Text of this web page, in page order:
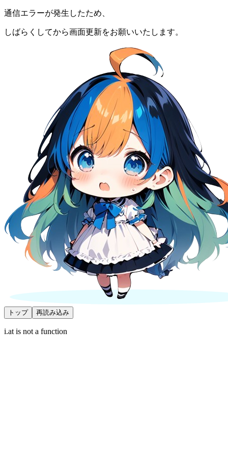
通信エラーが発生したため、
しばらくしてから画面更新をお願いいたします。
トップ 再読み込み
i.at is not a function